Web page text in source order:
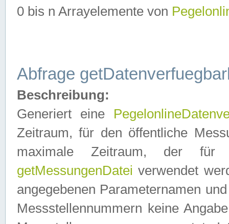
0 bis n Arrayelemente von
Abfrage
Beschreibung:
Generiert eine
Zeitraum, für den öffentliche
maximale Zeitraum, der
getMessungenDatei verwendet
angegebenen Parameternamen
Messstellennummern keine